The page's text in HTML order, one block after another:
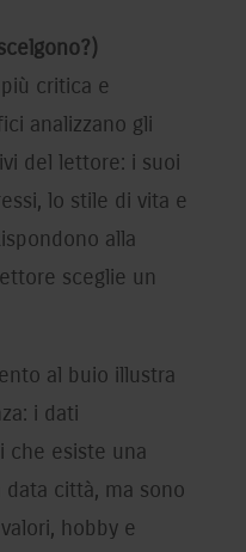
critica e
analizzano gli
del lettore: i suoi
lo stile di vita e
alla
sceglie un
al buio illustra
i dati
che esiste una
città, ma sono
hobby e